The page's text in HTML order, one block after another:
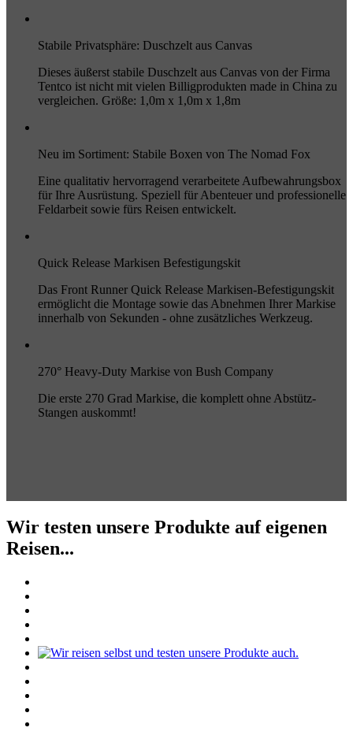
Stabile Privatsphäre: Duschzelt aus Canvas
Dieses äußerst stabile Duschzelt aus Canvas von der Firma
Tentco ist nicht mit vielen Billigprodukten made in China zu
vergleichen. Größe: 1,0m x 1,0m x 1,8m
Neu im Sortiment: Stabile Boxen von The Nomad Fox
Eine qualitativ hervorragend verarbeitete Aufbewahrungsbox
für Ihre Ausrüstung. Speziell für Abenteuer und professionelle
Feldarbeit sowie fürs Reisen entwickelt.
Quick Release Markisen Befestigungskit
Das Front Runner Quick Release Markisen-Befestigungskit
ermöglicht die Montage sowie das Abnehmen Ihrer Markise
innerhalb von Sekunden - ohne zusätzliches Werkzeug.
270° Heavy-Duty Markise von Bush Company
Die erste 270 Grad Markise, die komplett ohne Abstütz-
Stangen auskommt!
Wir testen unsere Produkte auf eigenen
Reisen...